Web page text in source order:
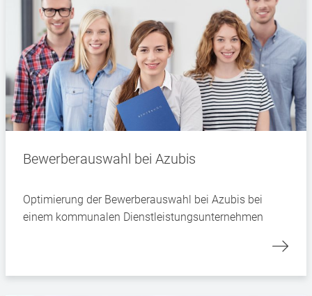
Bewerberauswahl bei Azubis
Optimierung der Bewerberauswahl bei Azubis bei
einem kommunalen Dienstleistungsunternehmen